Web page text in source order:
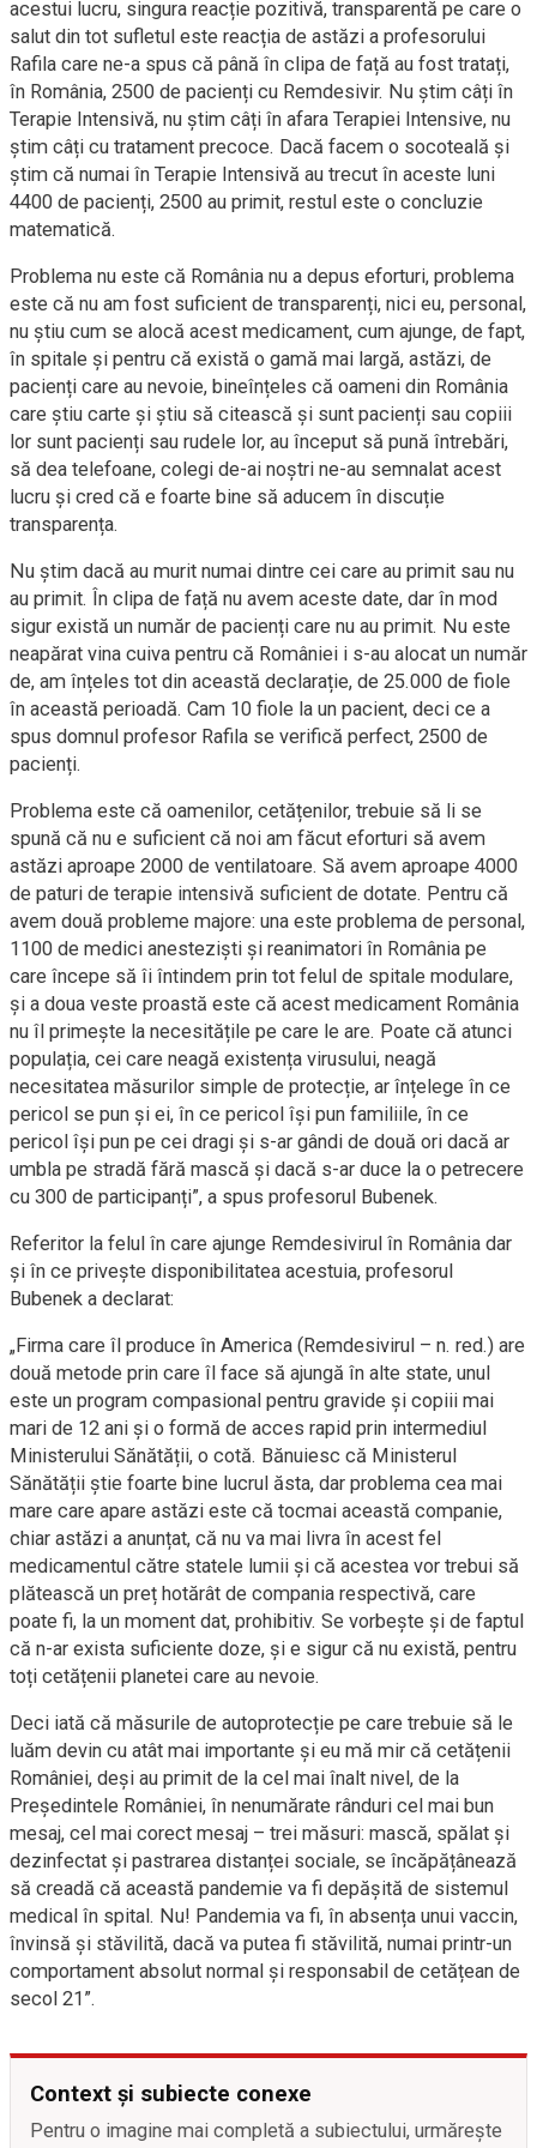
acestui lucru, singura reacție pozitivă, transparentă pe care o
salut din tot sufletul este reacția de astăzi a profesorului
Rafila care ne-a spus că până în clipa de față au fost tratați,
în România, 2500 de pacienți cu Remdesivir. Nu știm câți în
Terapie Intensivă, nu știm câți în afara Terapiei Intensive, nu
știm câți cu tratament precoce. Dacă facem o socoteală și
știm că numai în Terapie Intensivă au trecut în aceste luni
4400 de pacienți, 2500 au primit, restul este o concluzie
matematică.
Problema nu este că România nu a depus eforturi, problema
este că nu am fost suficient de transparenți, nici eu, personal,
nu știu cum se alocă acest medicament, cum ajunge, de fapt,
în spitale și pentru că există o gamă mai largă, astăzi, de
pacienți care au nevoie, bineînțeles că oameni din România
care știu carte și știu să citească și sunt pacienți sau copiii
lor sunt pacienți sau rudele lor, au început să pună întrebări,
să dea telefoane, colegi de-ai noștri ne-au semnalat acest
lucru și cred că e foarte bine să aducem în discuție
transparența.
Nu știm dacă au murit numai dintre cei care au primit sau nu
au primit. În clipa de față nu avem aceste date, dar în mod
sigur există un număr de pacienți care nu au primit. Nu este
neapărat vina cuiva pentru că României i s-au alocat un număr
de, am înțeles tot din această declarație, de 25.000 de fiole
în această perioadă. Cam 10 fiole la un pacient, deci ce a
spus domnul profesor Rafila se verifică perfect, 2500 de
pacienți.
Problema este că oamenilor, cetățenilor, trebuie să li se
spună că nu e suficient că noi am făcut eforturi să avem
astăzi aproape 2000 de ventilatoare. Să avem aproape 4000
de paturi de terapie intensivă suficient de dotate. Pentru că
avem două probleme majore: una este problema de personal,
1100 de medici anesteziști și reanimatori în România pe
care începe să îi întindem prin tot felul de spitale modulare,
și a doua veste proastă este că acest medicament România
nu îl primește la necesitățile pe care le are. Poate că atunci
populația, cei care neagă existența virusului, neagă
necesitatea măsurilor simple de protecție, ar înțelege în ce
pericol se pun și ei, în ce pericol își pun familiile, în ce
pericol își pun pe cei dragi și s-ar gândi de două ori dacă ar
umbla pe stradă fără mască și dacă s-ar duce la o petrecere
cu 300 de participanți”, a spus profesorul Bubenek.
Referitor la felul în care ajunge Remdesivirul în România dar
și în ce privește disponibilitatea acestuia, profesorul
Bubenek a declarat:
„Firma care îl produce în America (Remdesivirul – n. red.) are
două metode prin care îl face să ajungă în alte state, unul
este un program compasional pentru gravide și copiii mai
mari de 12 ani și o formă de acces rapid prin intermediul
Ministerului Sănătății, o cotă. Bănuiesc că Ministerul
Sănătății știe foarte bine lucrul ăsta, dar problema cea mai
mare care apare astăzi este că tocmai această companie,
chiar astăzi a anunțat, că nu va mai livra în acest fel
medicamentul către statele lumii și că acestea vor trebui să
plătească un preț hotărât de compania respectivă, care
poate fi, la un moment dat, prohibitiv. Se vorbește și de faptul
că n-ar exista suficiente doze, și e sigur că nu există, pentru
toți cetățenii planetei care au nevoie.
Deci iată că măsurile de autoprotecție pe care trebuie să le
luăm devin cu atât mai importante și eu mă mir că cetățenii
României, deși au primit de la cel mai înalt nivel, de la
Președintele României, în nenumărate rânduri cel mai bun
mesaj, cel mai corect mesaj – trei măsuri: mască, spălat și
dezinfectat și pastrarea distanței sociale, se încăpățânează
să creadă că această pandemie va fi depășită de sistemul
medical în spital. Nu! Pandemia va fi, în absența unui vaccin,
învinsă și stăvilită, dacă va putea fi stăvilită, numai printr-un
comportament absolut normal și responsabil de cetățean de
secol 21”.
Context și subiecte conexe
Pentru o imagine mai completă a subiectului, urmărește